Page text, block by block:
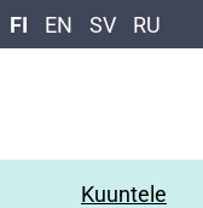
FI EN SV RU
Kuuntele